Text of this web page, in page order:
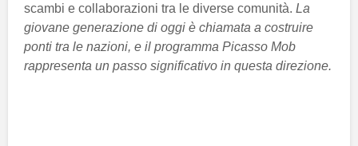
scambi e collaborazioni tra le diverse comunità. La
giovane generazione di oggi è chiamata a costruire
ponti tra le nazioni, e il programma Picasso Mob
rappresenta un passo significativo in questa direzione.